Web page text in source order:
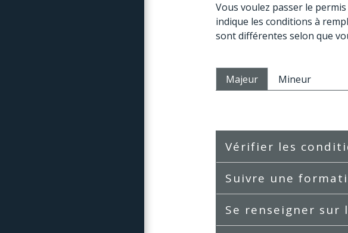
Vous voulez passer le
indique les conditions à
sont différentes selon que
Majeur Mineur
Vérifier les
Suivre une
Se renseigner sur